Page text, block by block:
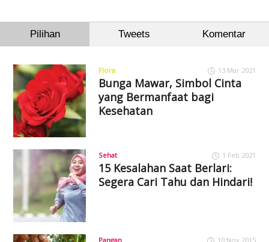
Pilihan Tweets Komentar
Flora 13 Mar 2021
Bunga Mawar, Simbol Cinta
yang Bermanfaat bagi
Kesehatan
Sehat 1 Feb 2021
15 Kesalahan Saat Berlari:
Segera Cari Tahu dan Hindari!
Pangan 10 Nov 2015